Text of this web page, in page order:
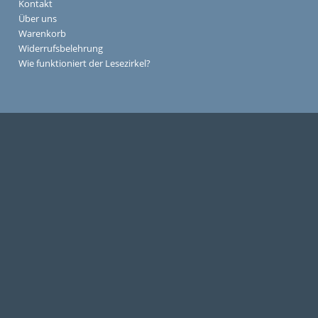
Kontakt
Über uns
Warenkorb
Widerrufsbelehrung
Wie funktioniert der Lesezirkel?